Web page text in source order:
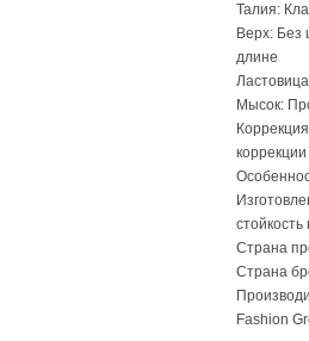
Талия:
Верх: Без
длине
Мысок:
коррекции
Страна
Страна
Fashion